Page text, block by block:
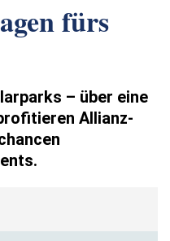
fürs
– über eine
Allianz-